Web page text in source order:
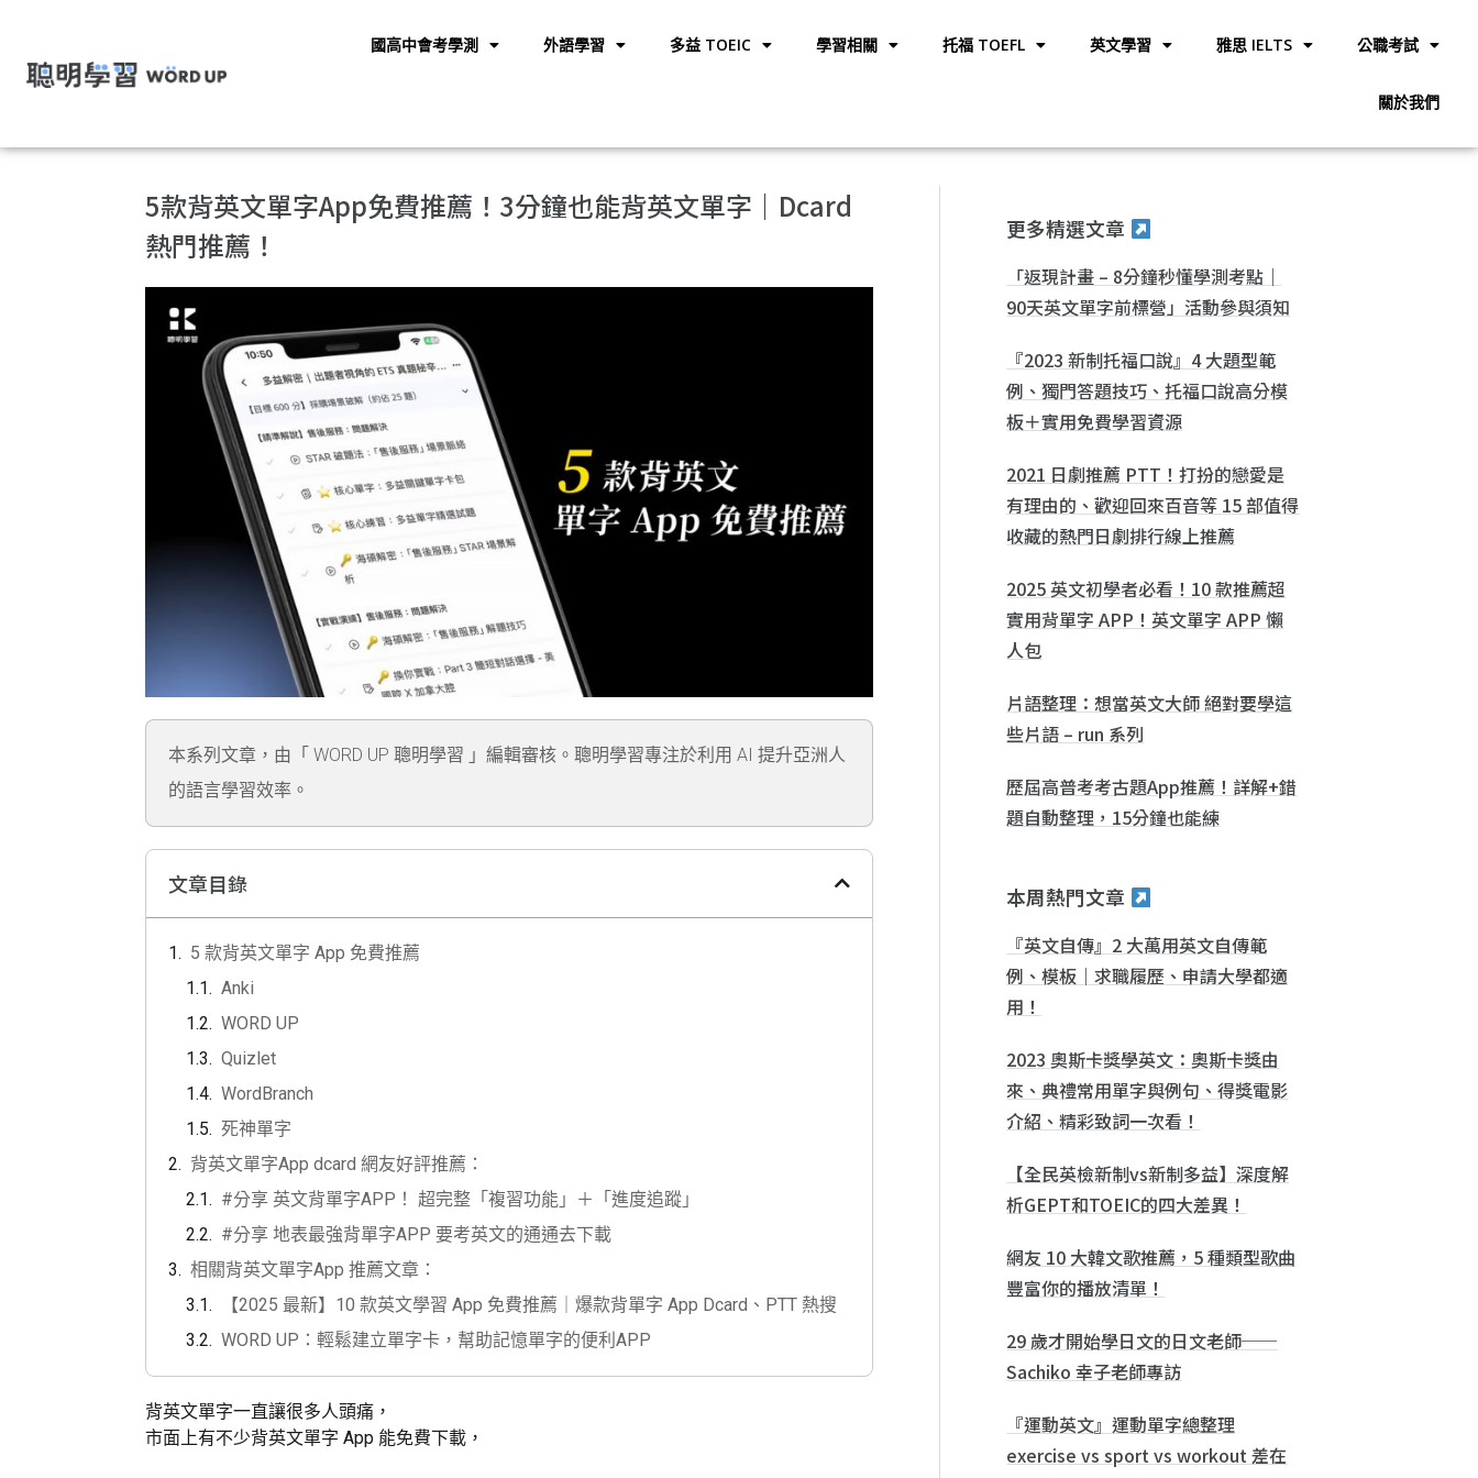
國高中會考學測 外語學習 多益 TOEIC 學習相關 托福 TOEFL 英文學習 雅思 IELTS 公職考試
關於我們
5款背英文單字App免費推薦！3分鐘也能背英文單字｜Dcard
熱門推薦！
本系列文章，由「 WORD UP 聰明學習 」編輯審核。聰明學習專注於利用 AI 提升亞洲人
的語言學習效率。
文章目錄
5 款背英文單字 App 免費推薦
Anki
WORD UP
Quizlet
WordBranch
死神單字
背英文單字App dcard 網友好評推薦：
#分享 英文背單字APP！ 超完整「複習功能」＋「進度追蹤」
#分享 地表最強背單字APP 要考英文的通通去下載
相關背英文單字App 推薦文章：
【2025 最新】10 款英文學習 App 免費推薦｜爆款背單字 App Dcard、PTT 熱搜
WORD UP：輕鬆建立單字卡，幫助記憶單字的便利APP
背英文單字一直讓很多人頭痛，
市面上有不少背英文單字 App 能免費下載，
更多精選文章
「返現計畫 – 8分鐘秒懂學測考點｜
90天英文單字前標營」活動參與須知
『2023 新制托福口說』4 大題型範
例、獨門答題技巧、托福口說高分模
板＋實用免費學習資源
2021 日劇推薦 PTT！打扮的戀愛是
有理由的、歡迎回來百音等 15 部值得
收藏的熱門日劇排行線上推薦
2025 英文初學者必看！10 款推薦超
實用背單字 APP！英文單字 APP 懶
人包
片語整理：想當英文大師 絕對要學這
些片語 – run 系列
歷屆高普考考古題App推薦！詳解+錯
題自動整理，15分鐘也能練
本周熱門文章
『英文自傳』2 大萬用英文自傳範
例、模板｜求職履歷、申請大學都適
用！
2023 奧斯卡獎學英文：奧斯卡獎由
來、典禮常用單字與例句、得獎電影
介紹、精彩致詞一次看！
【全民英檢新制vs新制多益】深度解
析GEPT和TOEIC的四大差異！
網友 10 大韓文歌推薦，5 種類型歌曲
豐富你的播放清單！
29 歲才開始學日文的日文老師──
Sachiko 幸子老師專訪
『運動英文』運動單字總整理
exercise vs sport vs workout 差在